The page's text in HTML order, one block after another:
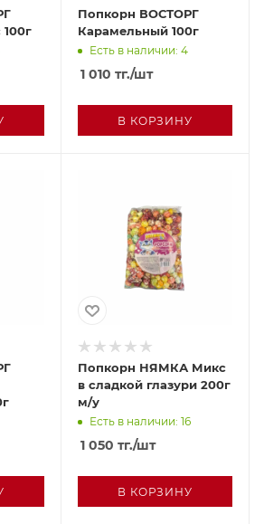
Попкорн ВОСТОРГ
Карамельный 100г
Есть в наличии: 4
1 010 тг./шт
В КОРЗИНУ
Попкорн НЯМКА Микс
в сладкой глазури 200г
м/у
Есть в наличии: 16
1 050 тг./шт
В КОРЗИНУ